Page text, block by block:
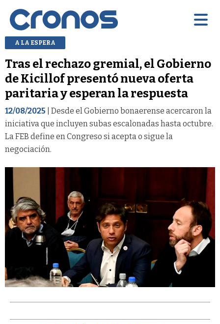
A LA ESPERA
Tras el rechazo gremial, el Gobierno
de Kicillof presentó nueva oferta
paritaria y esperan la respuesta
12/08/2025 | Desde el Gobierno bonaerense acercaron la
iniciativa que incluyen subas escalonadas hasta octubre.
La FEB define en Congreso si acepta o sigue la
negociación.